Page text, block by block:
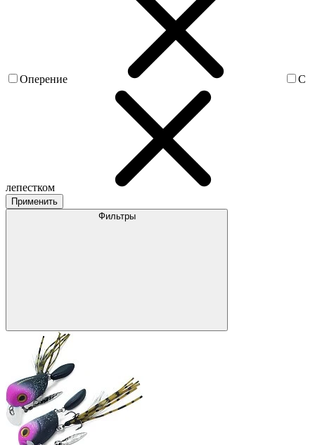
Оперение С
лепестком
Применить
Фильтры